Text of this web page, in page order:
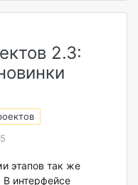
2.3:
этапов так же
В интерфейсе